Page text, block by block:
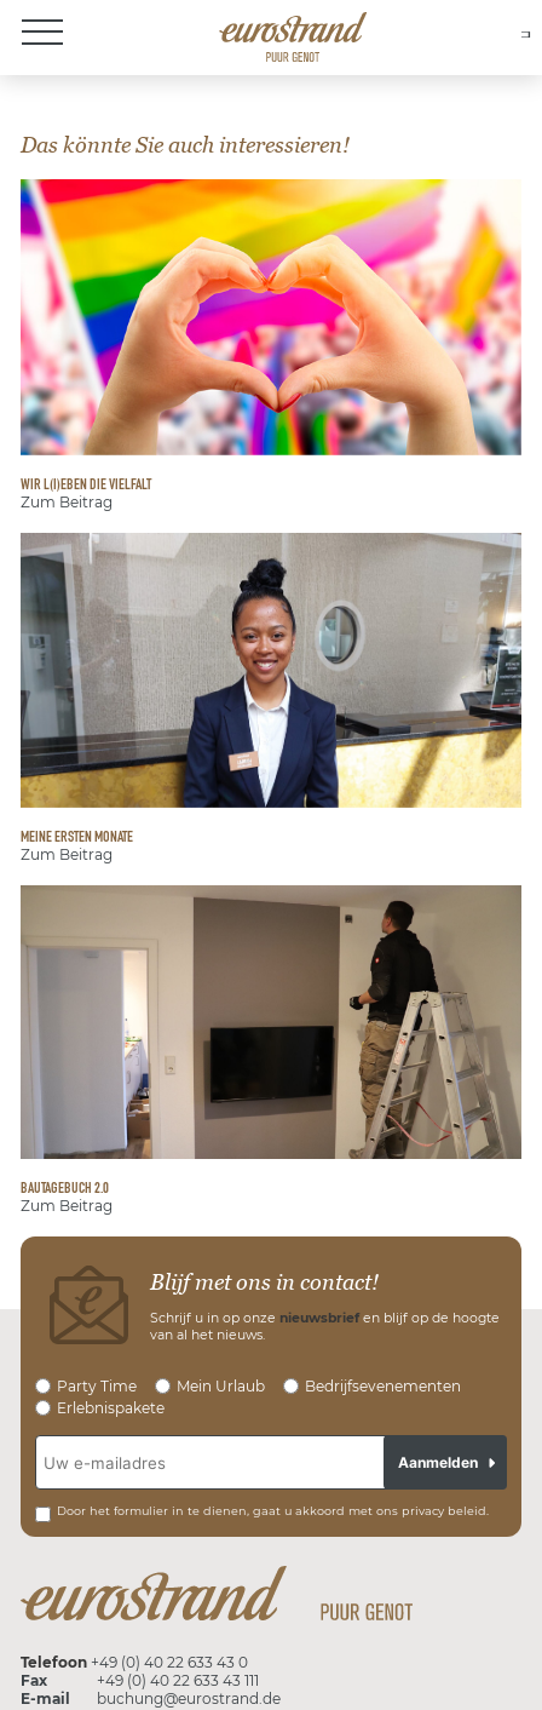
Over Eurostrand
Das könnte Sie auch interessieren!
WIR L(I)EBEN DIE VIELFALT
Zum Beitrag
MEINE ERSTEN MONATE
Zum Beitrag
BAUTAGEBUCH 2.0
Zum Beitrag
Blijf met ons in contact!
Schrijf u in op onze nieuwsbriefen blijf op de hoogte
van al het nieuws.
Party Time Mein Urlaub
Bedrijfsevenementen
Erlebnispakete
Door het formulier in te dienen, gaat u akkoord met ons privacy beleid.
Aanmelden
Telefoon +49 (0) 40 22 633 43 0
Fax
+49 (0) 40 22 633 43 111
E-mail
buchung@eurostrand.de